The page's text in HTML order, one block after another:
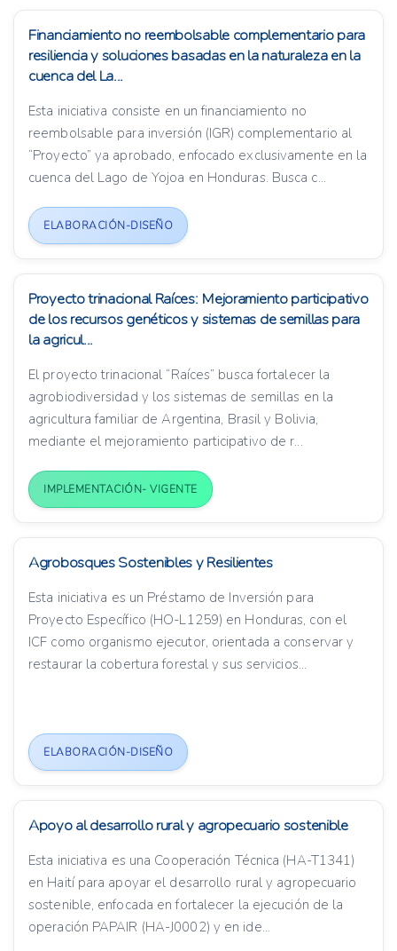
Financiamiento no reembolsable complementario para
resiliencia y soluciones basadas en la naturaleza en la
cuenca del La...
Esta iniciativa consiste en un financiamiento no
reembolsable para inversión (IGR) complementario al
“Proyecto” ya aprobado, enfocado exclusivamente en la
cuenca del Lago de Yojoa en Honduras. Busca c...
ELABORACIÓN-DISEÑO
Proyecto trinacional Raíces: Mejoramiento participativo
de los recursos genéticos y sistemas de semillas para
la agricul...
El proyecto trinacional “Raíces” busca fortalecer la
agrobiodiversidad y los sistemas de semillas en la
agricultura familiar de Argentina, Brasil y Bolivia,
mediante el mejoramiento participativo de r...
IMPLEMENTACIÓN- VIGENTE
Agrobosques Sostenibles y Resilientes
Esta iniciativa es un Préstamo de Inversión para
Proyecto Específico (HO-L1259) en Honduras, con el
ICF como organismo ejecutor, orientada a conservar y
restaurar la cobertura forestal y sus servicios...
ELABORACIÓN-DISEÑO
Apoyo al desarrollo rural y agropecuario sostenible
Esta iniciativa es una Cooperación Técnica (HA-T1341)
en Haití para apoyar el desarrollo rural y agropecuario
sostenible, enfocada en fortalecer la ejecución de la
operación PAPAIR (HA-J0002) y en ide...